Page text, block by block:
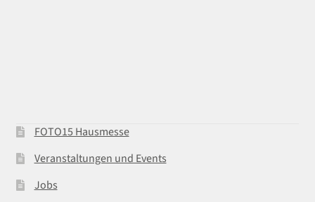
FOTO15 Hausmesse
Veranstaltungen und Events
Jobs